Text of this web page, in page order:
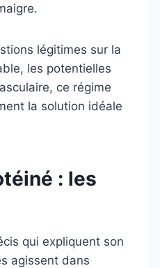
légitimes sur la
les potentielles
ce régime
la solution idéale
: les
qui expliquent son
agissent dans